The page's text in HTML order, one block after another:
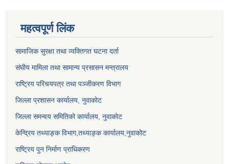
महत्वपूर्ण लिंक
सामाजिक सुरक्षा तथा व्यक्तिगत घटना दर्ता
संघीय मामिला तथा सामान्य प्रसासन मन्त्रालय
राष्ट्रिय परिचयपत्र तथा पञ्जीकरण विभाग
जिल्ला प्रशासन कार्यालय, नुवाकाेट
जिल्ला समन्वय समितिको कार्यालय, नुवाकाेट
केन्द्रिय तथ्याङ्क विभाग,तथ्याङ्क कार्यालय,नुवाकोट
राष्ट्रिय पुन निर्माण प्राधिकरण